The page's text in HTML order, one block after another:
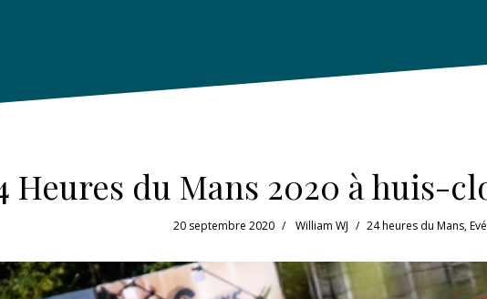
Heures du Mans 2020 à huis-
20 septembre 2020 William WJ 24 heures du Mans,